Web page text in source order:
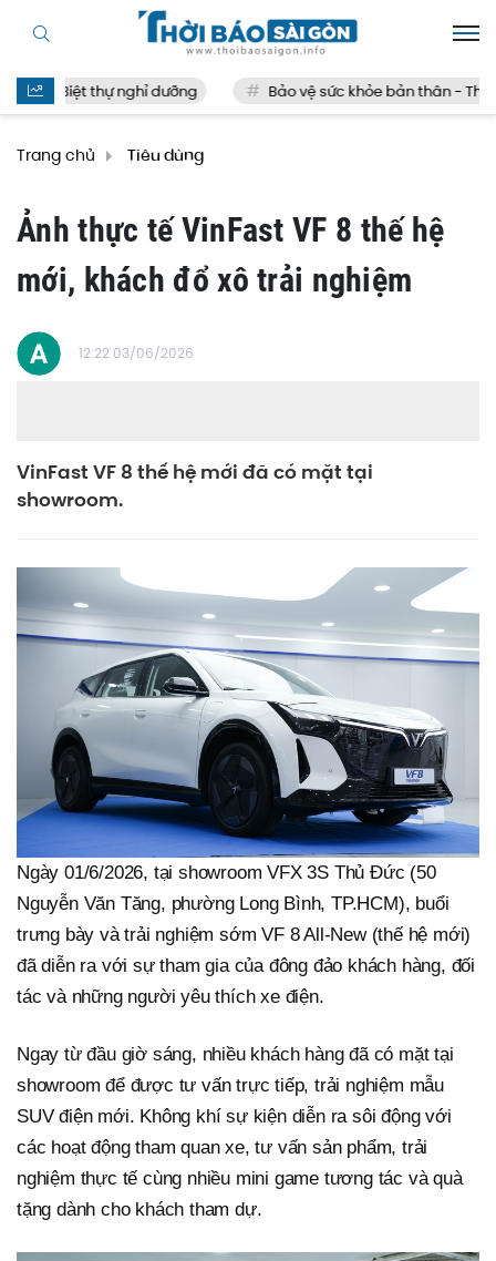
Biệt thự nghỉ dưỡng Bảo vệ sức khỏe bản thân - Thế nào
Trang chủ Tiêu dùng
Ảnh thực tế VinFast VF 8 thế hệ
mới, khách đổ xô trải nghiệm
12:22 03/06/2026
VinFast VF 8 thế hệ mới đã có mặt tại
showroom.
Ngày 01/6/2026, tại showroom VFX 3S Thủ Đức (50
Nguyễn Văn Tăng, phường Long Bình, TP.HCM), buổi
trưng bày và trải nghiệm sớm VF 8 All-New (thế hệ mới)
đã diễn ra với sự tham gia của đông đảo khách hàng, đối
tác và những người yêu thích xe điện.
Ngay từ đầu giờ sáng, nhiều khách hàng đã có mặt tại
showroom để được tư vấn trực tiếp, trải nghiệm mẫu
SUV điện mới. Không khí sự kiện diễn ra sôi động với
các hoạt động tham quan xe, tư vấn sản phẩm, trải
nghiệm thực tế cùng nhiều mini game tương tác và quà
tặng dành cho khách tham dự.